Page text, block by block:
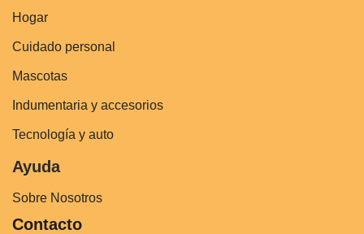
Hogar
Cuidado personal
Mascotas
Indumentaria y accesorios
Tecnología y auto
Ayuda
Sobre Nosotros
Contacto